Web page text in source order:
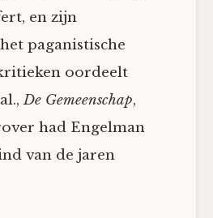
en zijn
paga­nis­tische
oordeelt
De Gemeenschap,
had Engelman
van de jaren